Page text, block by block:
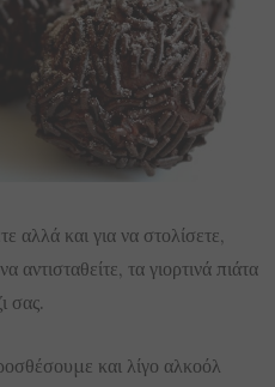
αλλά και για να στολίσετε,
τα γιορτινά πιάτα
σας.
και λίγο αλκοόλ